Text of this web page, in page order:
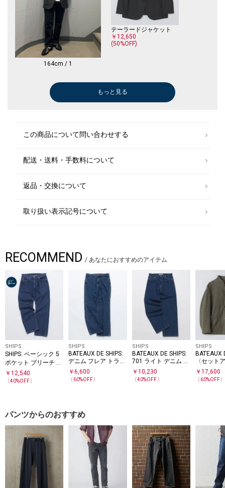
164cm / 1
テーラードジャケット
￥12,650
(50%OFF)
シャツ
ブルゾン
ドレスシャツ
メガネ/サングラス
ショルダーバッグ
もっと見る
この商品について問い合わせする
配送・送料・手数料について
返品・交換について
取り扱い表示記号について
RECOMMEND / あなたにおすすめのアイテム
SHIPS
SHIPS: ベーシック 5
ポケット ブリーチ デ
ニム パンツ
￥ 12,540
〔40%OFF〕
SHIPS
BATEAUX DE SHIPS:
デニム フレア トラウ
ザース
￥6,600
〔60%OFF〕
SHIPS
BATEAUX DE SHIPS:
701 ライト デニム パ
ンツ
￥ 10,230
〔40%OFF〕
SHIPS
BATEAUX
〈セット
応〉モー
タンド ジ
￥17,600
〔60%OFF〕
パンツからのおすすめ